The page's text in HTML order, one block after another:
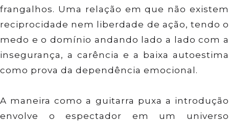
frangalhos. Uma relação em que não existem
reciprocidade nem liberdade de ação, tendo o
medo e o domínio andando lado a lado com a
insegurança, a carência e a baixa autoestima
como prova da dependência emocional.
A maneira como a guitarra puxa a introdução
envolve o espectador em um universo